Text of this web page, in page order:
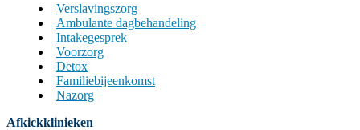
Verslavingszorg
Ambulante dagbehandeling
Intakegesprek
Voorzorg
Detox
Familiebijeenkomst
Nazorg
Afkickklinieken